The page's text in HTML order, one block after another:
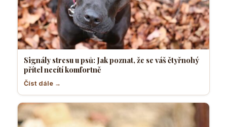
Signály stresu u psů: Jak poznat, že se váš čtyřnohý
přítel necítí komfortně
Číst dále →